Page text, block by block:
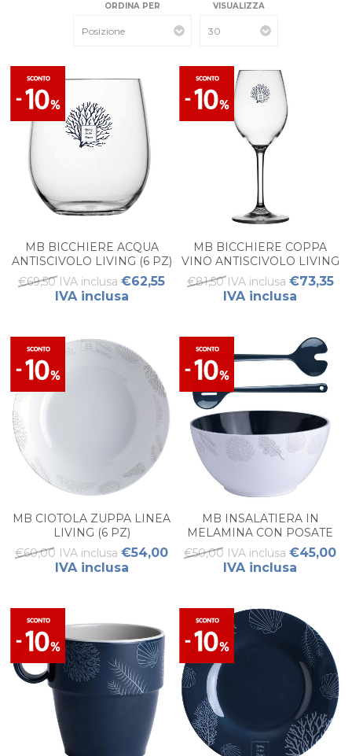
ORDINA PER VISUALIZZA
MB BICCHIERE ACQUA
ANTISCIVOLO LIVING (6 PZ)
€69,50 IVA inclusa €62,55
IVA inclusa
MB BICCHIERE COPPA
VINO ANTISCIVOLO LIVING
(6PZ)
€81,50 IVA inclusa €73,35
IVA inclusa
MB CIOTOLA ZUPPA LINEA
LIVING (6 PZ)
€60,00 IVA inclusa €54,00
IVA inclusa
MB INSALATIERA IN
MELAMINA CON POSATE
LIVING (3 PZ)
€50,00 IVA inclusa €45,00
IVA inclusa